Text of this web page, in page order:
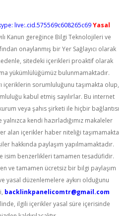
live:.cid.575569c608265c69Yasal
Kanun gereğince Bilgi Teknolojileri ve
onaylanmış bir Yer Sağlayıcı olarak
sitedeki içerikleri proaktif olarak
yükümlülüğümüz bulunmamaktadır.
içeriklerin sorumluluğunu taşımakta olup,
kabul etmiş sayılırlar. Bu internet
veya şahıs şirketi ile hiçbir bağlantısı
kendi hazırladığımız makaleler
alan içerikler haber niteliği taşımamakta
hakkında paylaşım yapılmamaktadır.
isim benzerlikleri tamamen tesadüfidir.
ve tamamen ücretsiz bir bilgi paylaşım
yasal düzenlemelere aykırı olduğunu
backlinkpanelicomtr@gmail.com
ilgili içerikler yasal süre içerisinde